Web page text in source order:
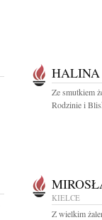
HALINA
Ze smutkiem
Rodzinie i
KIELCE
Z wielkim